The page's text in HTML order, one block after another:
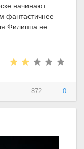
начинают
фантастичнее
Филиппа не
872 0